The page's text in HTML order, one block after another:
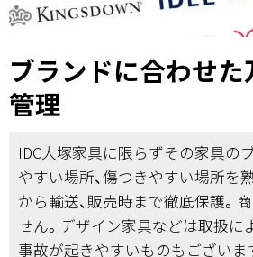
ブランドに合わせ
管理
IDC大塚家具に限らずその家具の
やすい場所、傷つきやすい場所を
から輸送、販売時まで徹底保護。
せん。デザイン家具などは取扱に
事故が起きやすいものもございま